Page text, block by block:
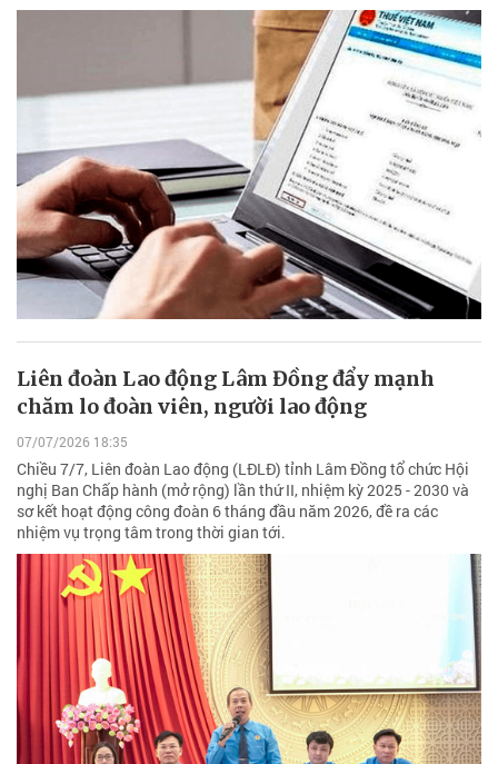
Liên đoàn Lao động Lâm Đồng đẩy mạnh
chăm lo đoàn viên, người lao động
07/07/2026 18:35
Chiều 7/7, Liên đoàn Lao động (LĐLĐ) tỉnh Lâm Đồng tổ chức Hội
nghị Ban Chấp hành (mở rộng) lần thứ II, nhiệm kỳ 2025 - 2030 và
sơ kết hoạt động công đoàn 6 tháng đầu năm 2026, đề ra các
nhiệm vụ trọng tâm trong thời gian tới.